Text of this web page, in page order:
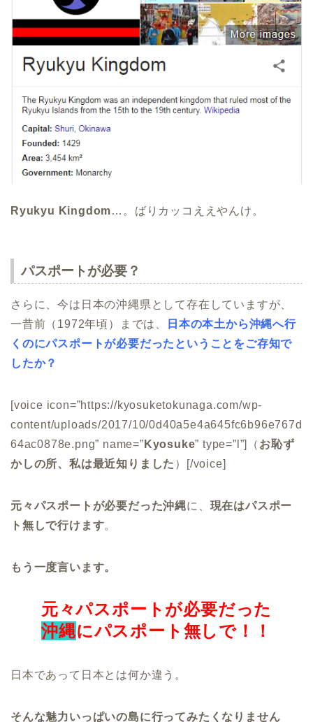
Ryukyu Kingdom…。ばりカッコええやんけ。
パスポートが必要？
さらに、今は日本の沖縄県として存在していますが、
一昔前（1972年頃）までは、
日本の本土から沖縄へ行
くのにパスポートが必要だったということをご存知で
したか？
[voice icon=”https://kyosuketokunaga.com/wp-
content/uploads/2017/10/0d40a5e4a645fc6b96e767d
64ac0878e.png” name=” Kyosuke” type=”l”]（ お恥ず
かしの所、私は最近知りました ）[/voice]
元々パスポートが必要だった沖縄に、 現在はパスポー
ト無しで行けます。
もう一度言います。
元々パスポートが必要だった
沖縄にパスポート無しで！！
日本であって日本とは何か違う。
そんな魅力いっぱいの島に行ってみたくなりません